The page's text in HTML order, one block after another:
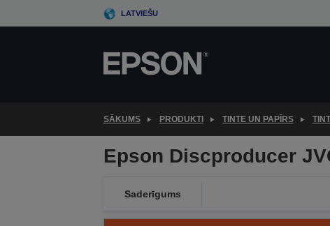
to
LATVIEŠU
SĀKUMS PRODUKTI TINTE UN PAPĪRS
Epson Discproducer
Saderīgums